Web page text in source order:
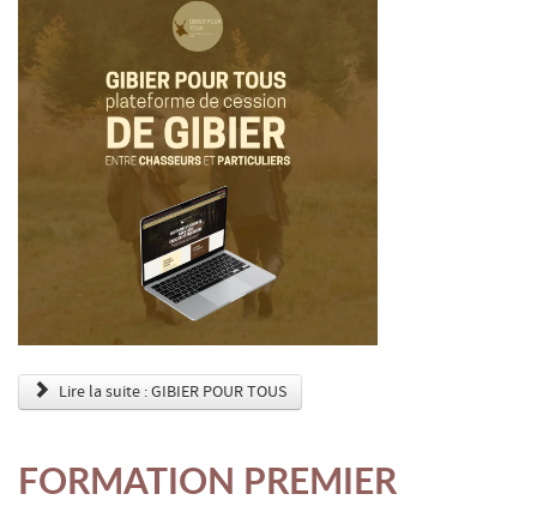
Lire la suite : GIBIER POUR TOUS
FORMATION PREMIER